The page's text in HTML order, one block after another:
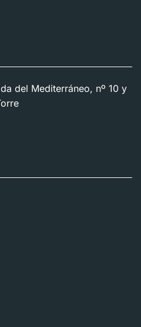
del Mediterráneo, nº 10 y